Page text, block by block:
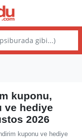
kuponu,
ve hediye
2026
kuponu ve hediye